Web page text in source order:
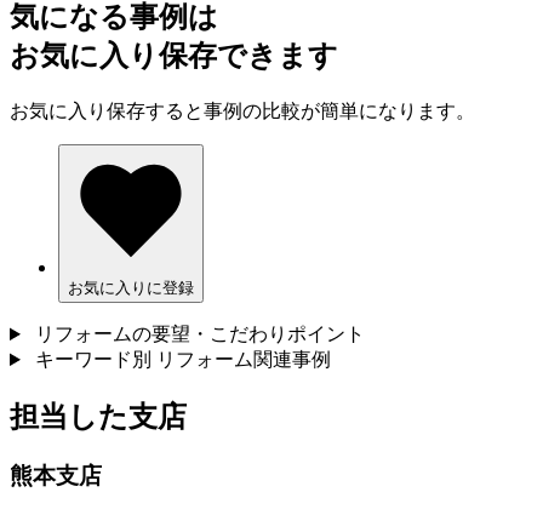
気になる事例は
お気に入り保存できます
お気に入り保存すると事例の比較が簡単になります。
お気に入りに登録
リフォームの要望・こだわりポイント
キーワード別 リフォーム関連事例
担当した支店
熊本支店